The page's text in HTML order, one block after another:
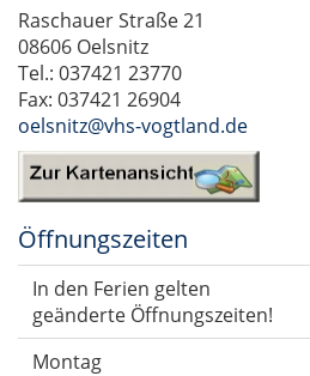
Raschauer Straße 21
08606 Oelsnitz
Tel.: 037421 23770
Fax: 037421 26904
oelsnitz@vhs-vogtland.de
Öffnungszeiten
In den Ferien gelten
geänderte Öffnungszeiten!
Montag